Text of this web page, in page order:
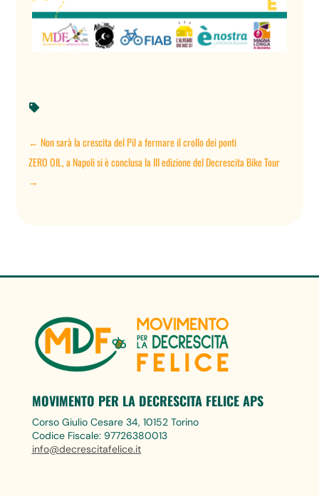

←Non sarà la crescita del Pil a fermare il crollo dei ponti
ZERO OIL, a Napoli si è conclusa la III edizione del Decrescita Bike Tour
→
MOVIMENTO PER LA DECRESCITA FELICE APS
Corso Giulio Cesare 34, 10152 Torino
Codice Fiscale: 97726380013
info@decrescitafelice.it